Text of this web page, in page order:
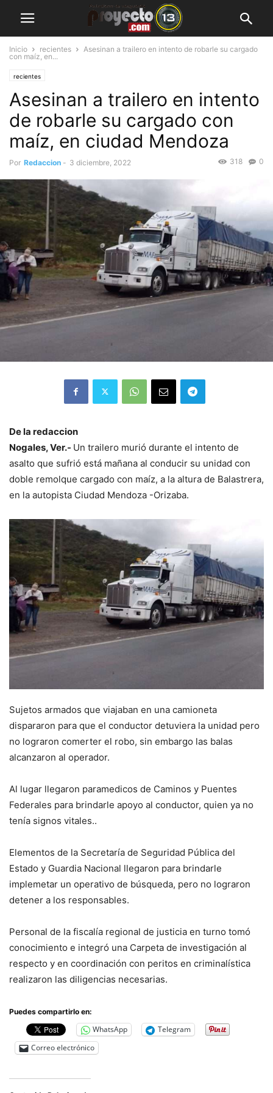
Inicio recientes
Asesinan a trailero en intento de robarle su cargado
con maíz, en...
recientes
Asesinan a trailero en intento
de robarle su cargado con
maíz, en ciudad Mendoza
Por Redaccion - 3 diciembre, 2022 0
318
De la redaccion
Nogales, Ver.- Un trailero murió durante el intento de
asalto que sufrió está mañana al conducir su unidad con
doble remolque cargado con maíz, a la altura de Balastrera,
en la autopista Ciudad Mendoza -Orizaba.
Sujetos armados que viajaban en una camioneta
dispararon para que el conductor detuviera la unidad pero
no lograron comerter el robo, sin embargo las balas
alcanzaron al operador.
Al lugar llegaron paramedicos de Caminos y Puentes
Federales para brindarle apoyo al conductor, quien ya no
tenía signos vitales..
Elementos de la Secretaría de Seguridad Pública del
Estado y Guardia Nacional llegaron para brindarle
implemetar un operativo de búsqueda, pero no lograron
detener a los responsables.
Personal de la fiscalía regional de justicia en turno tomó
conocimiento e integró una Carpeta de investigación al
respecto y en coordinación con peritos en criminalística
realizaron las diligencias necesarias.
Puedes compartirlo en:
WhatsApp
Telegram
Correo electrónico